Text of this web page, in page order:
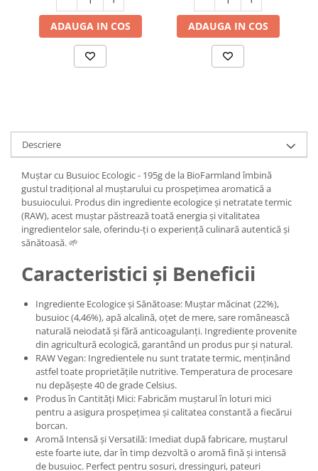
ADAUGA IN COS ADAUGA IN COS
Descriere
Muștar cu Busuioc Ecologic - 195g de la BioFarmland îmbină
gustul tradițional al muștarului cu prospețimea aromatică a
busuiocului. Produs din ingrediente ecologice și netratate termic
(RAW), acest muștar păstrează toată energia și vitalitatea
ingredientelor sale, oferindu-ți o experiență culinară autentică și
sănătoasă. 🌱
Caracteristici și Beneficii
Ingrediente Ecologice și Sănătoase: Muștar măcinat (22%),
busuioc (4,46%), apă alcalină, oțet de mere, sare românească
naturală neiodată și fără anticoagulanți. Ingrediente provenite
din agricultură ecologică, garantând un produs pur și natural.
RAW Vegan: Ingredientele nu sunt tratate termic, menținând
astfel toate proprietățile nutritive. Temperatura de procesare
nu depășește 40 de grade Celsius.
Produs în Cantități Mici: Fabricăm muștarul în loturi mici
pentru a asigura prospețimea și calitatea constantă a fiecărui
borcan.
Aromă Intensă și Versatilă: Imediat după fabricare, muștarul
este foarte iute, dar în timp dezvoltă o aromă fină și intensă
de busuioc. Perfect pentru sosuri, dressinguri, pateuri